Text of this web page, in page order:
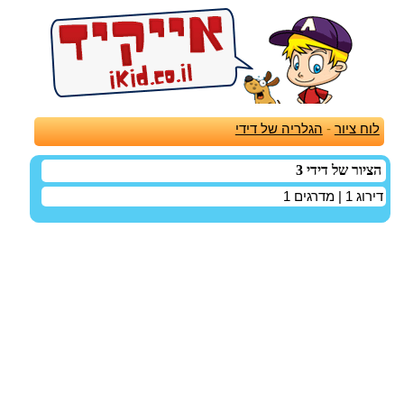
לוח ציור - הגלריה של דידי
הציור של דידי 3
דירוג 1 | מדרגים 1